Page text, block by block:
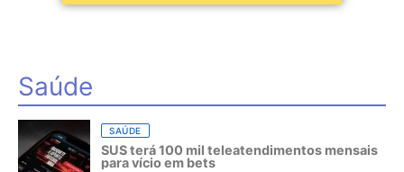
Saúde
SAÚDE
SUS terá 100 mil teleatendimentos mensais
para vício em bets